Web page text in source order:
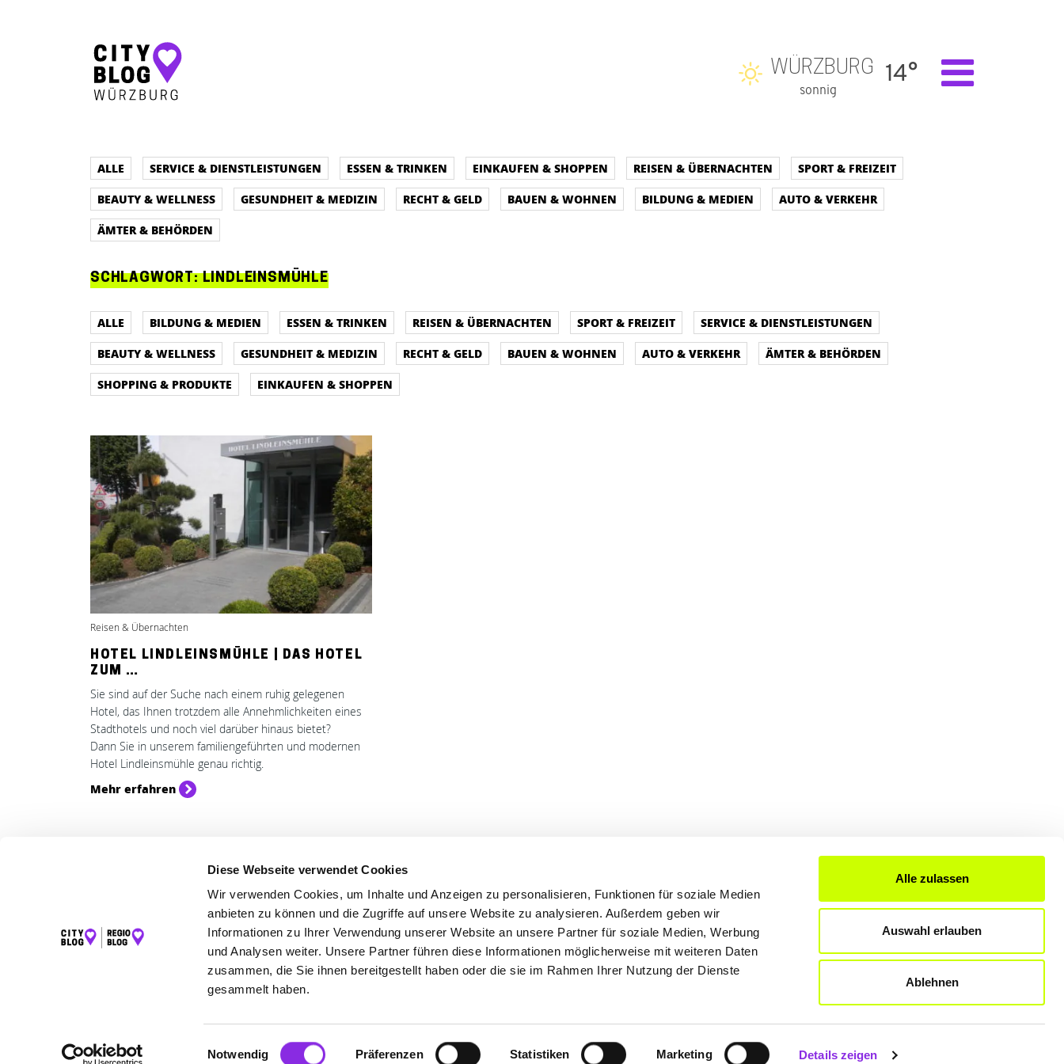
Diese Webseite verwendet Cookies
Wir verwenden Cookies, um Inhalte und Anzeigen zu personalisieren, Funktionen für soziale Medien
anbieten zu können und die Zugriffe auf unsere Website zu analysieren. Außerdem geben wir
Informationen zu Ihrer Verwendung unserer Website an unsere Partner für soziale Medien, Werbung
und Analysen weiter. Unsere Partner führen diese Informationen möglicherweise mit weiteren Daten
zusammen, die Sie ihnen bereitgestellt haben oder die sie im Rahmen Ihrer Nutzung der Dienste
gesammelt haben.
Einwilligungsauswahl
Notwendig Präferenzen Statistiken Marketing Details zeigen
Alle zulassen
Auswahl erlauben
Ablehnen
Hauptnavigation
WÜRZBURG
sonnig
14°
ALLE SERVICE & DIENSTLEISTUNGEN ESSEN & TRINKEN EINKAUFEN & SHOPPEN REISEN & ÜBERNACHTEN
SPORT & FREIZEIT
BEAUTY & WELLNESS
GESUNDHEIT & MEDIZIN RECHT & GELD BAUEN & WOHNEN BILDUNG & MEDIEN
AUTO & VERKEHR
ÄMTER & BEHÖRDEN
SCHLAGWORT:LINDLEINSMÜHLE
ALLE BILDUNG & MEDIEN ESSEN & TRINKEN REISEN & ÜBERNACHTEN SPORT & FREIZEIT
SERVICE & DIENSTLEISTUNGEN
BEAUTY & WELLNESS
GESUNDHEIT & MEDIZIN RECHT & GELD BAUEN & WOHNEN AUTO & VERKEHR
ÄMTER & BEHÖRDEN
SHOPPING & PRODUKTE
EINKAUFEN & SHOPPEN
Reisen & Übernachten
HOTEL LINDLEINSMÜHLE | DAS HOTEL
ZUM …
Sie sind auf der Suche nach einem ruhig gelegenen
Hotel, das Ihnen trotzdem alle Annehmlichkeiten eines
Stadthotels und noch viel darüber hinaus bietet?
Dann Sie in unserem familiengeführten und modernen
Hotel Lindleinsmühle genau richtig.
Mehr erfahren
Kontakt
Instagram
Facebook
WhatsApp
0800 0057425
FÜR UNTERNEHMER
Produkte & Lösungen
Werben auf dem Blog